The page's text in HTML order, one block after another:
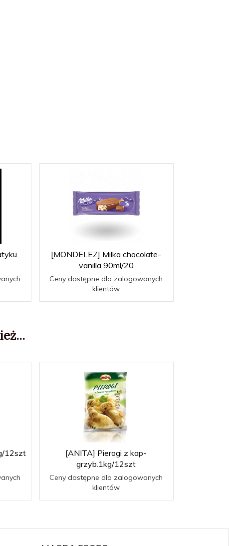
[MONDELEZ] Milka chocolate-
vanilla 90ml/20
Ceny dostępne dla zalogowanych
klientów
12szt
[ANITA] Pierogi z kap-
grzyb.1kg/12szt
Ceny dostępne dla zalogowanych
klientów